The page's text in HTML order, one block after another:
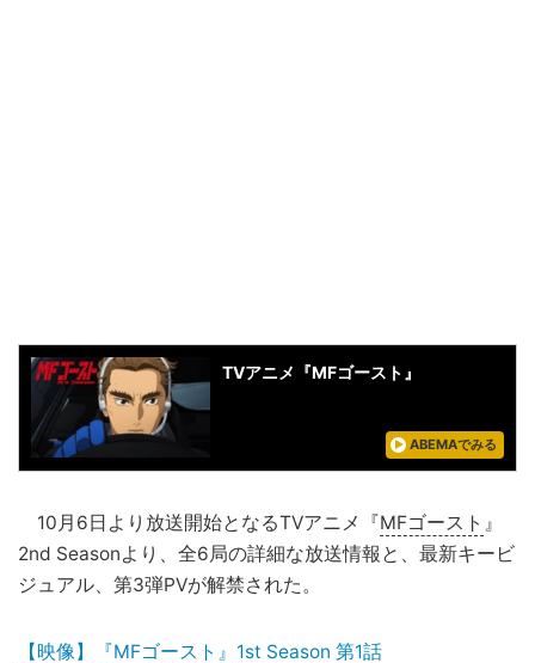
TVアニメ『MFゴースト』
ABEMAでみる
10月6日より放送開始となるTVアニメ『MFゴースト 』
2nd Seasonより、全6局の詳細な放送情報と、最新キービ
ジュアル、第3弾PVが解禁された。
【映像】『MFゴースト』1st Season 第1話